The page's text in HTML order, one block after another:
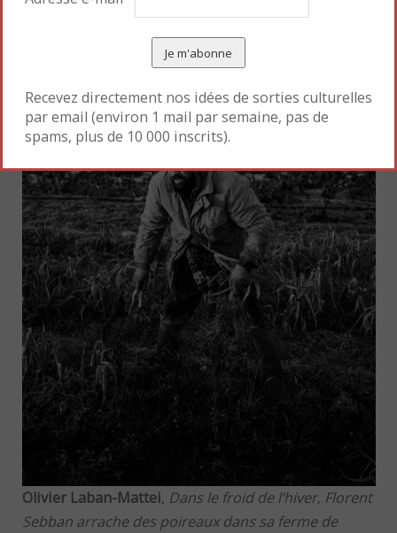
Olivier Laban-Mattei, Dans le froid de l’hiver, Florent
Sebban arrache des poireaux dans sa ferme de
Recevez directement nos idées de sorties culturelles
par email (environ 1 mail par semaine, pas de
spams, plus de 10 000 inscrits).